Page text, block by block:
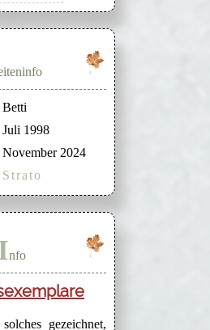
Betti
Juli 1998
November 2024
Strato
nfo
gezeichnet,